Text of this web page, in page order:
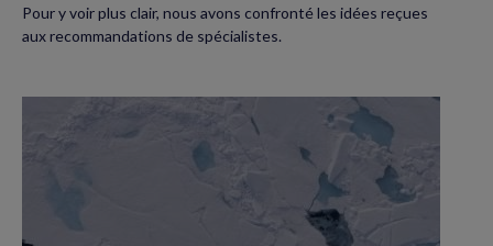
Pour y voir plus clair, nous avons confronté les idées reçues
aux recommandations de spécialistes.